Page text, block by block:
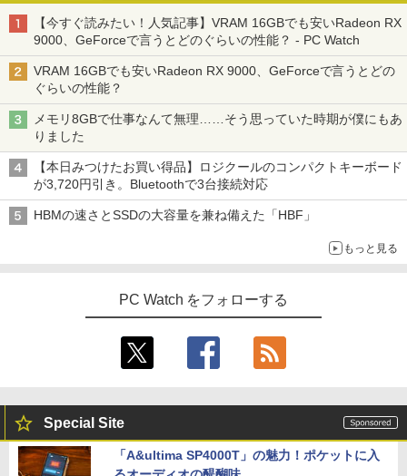
【今すぐ読みたい！人気記事】VRAM 16GBでも安いRadeon RX
9000、GeForceで言うとどのぐらいの性能？ - PC Watch
VRAM 16GBでも安いRadeon RX 9000、GeForceで言うとどの
ぐらいの性能？
メモリ8GBで仕事なんて無理……そう思っていた時期が僕にもあ
りました
【本日みつけたお買い得品】ロジクールのコンパクトキーボード
が3,720円引き。Bluetoothで3台接続対応
HBMの速さとSSDの大容量を兼ね備えた「HBF」
もっと見る
PC Watch をフォローする
Special Site
「A&ultima SP4000T」の魅力！ポケットに入